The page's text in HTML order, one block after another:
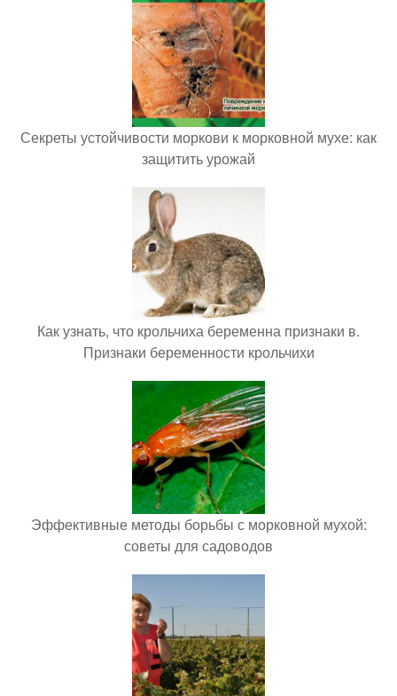
Секреты устойчивости моркови к морковной мухе: как
защитить урожай
Как узнать, что крольчиха беременна признаки в.
Признаки беременности крольчихи
Эффективные методы борьбы с морковной мухой:
советы для садоводов